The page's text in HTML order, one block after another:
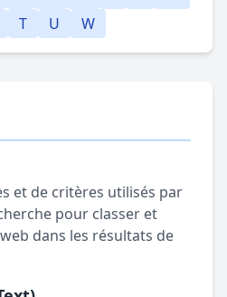
T U W
et de critères utilisés par
pour classer et
dans les résultats de